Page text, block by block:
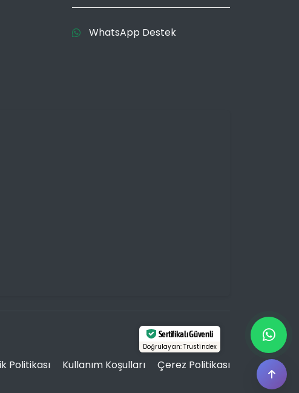
WhatsApp Destek
Sertifikalı Güvenli
Doğrulayan: Trustindex
Politikası Kullanım Koşulları Çerez Politikası